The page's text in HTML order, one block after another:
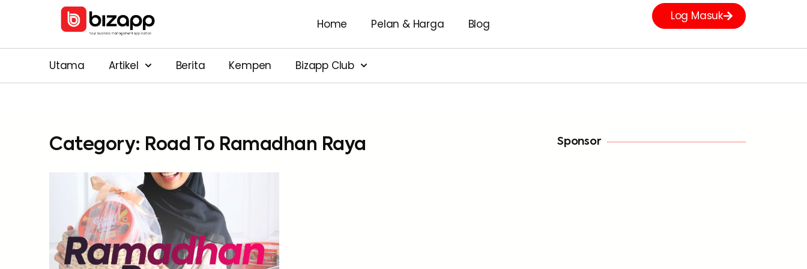
Home Pelan & Harga Blog
Log Masuk
Utama Artikel Berita Kempen Bizapp Club
Category: Road To Ramadhan Raya Sponsor